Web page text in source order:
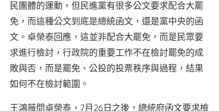
民團體的運動，但民進黨有很多公文要求配合大罷
免，而這種公文到底是總統函文，還是黨中央的函
文。卓榮泰回應，這並非配合大罷免，而是民眾要
求進行檢討，行政院的重要工作不在檢討罷免的成
敗與否，而是罷免、公投的投票秩序與過程，結果
如何不在檢討範圍。
王鴻薇問卓榮泰，7月26日之後，總統府函文要求檢